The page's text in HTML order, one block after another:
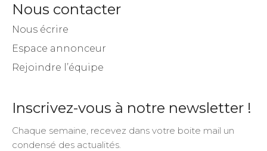
Nous contacter
Nous écrire
Espace annonceur
Rejoindre l’équipe
Inscrivez-vous à notre newsletter !
Chaque semaine, recevez dans votre boite mail un
condensé des actualités.